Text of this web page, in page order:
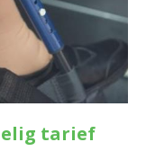
tarief